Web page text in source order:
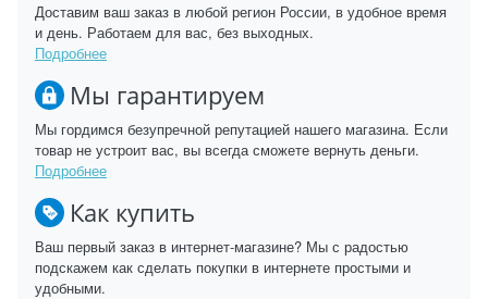
Доставим ваш заказ в любой регион России, в удобное время
и день. Работаем для вас, без выходных.
Подробнее
Мы гарантируем
Мы гордимся безупречной репутацией нашего магазина. Если
товар не устроит вас, вы всегда сможете вернуть деньги.
Подробнее
Как купить
Ваш первый заказ в интернет-магазине? Мы с радостью
подскажем как сделать покупки в интернете простыми и
удобными.